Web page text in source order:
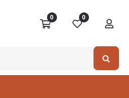
0 0